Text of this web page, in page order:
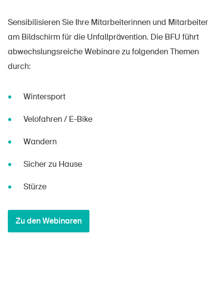
Sensibilisieren Sie Ihre Mitarbeiterinnen und Mitarbeiter
am Bildschirm für die Unfallprävention. Die BFU führt
abwechslungsreiche Webinare zu folgenden Themen
durch:
Wintersport
Velofahren / E-Bike
Wandern
Sicher zu Hause
Stürze
Zu den Webinaren